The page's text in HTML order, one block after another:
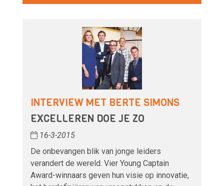
INTERVIEW MET BERTE SIMONS
EXCELLEREN DOE JE ZO
16-3-2015
De onbevangen blik van jonge leiders
verandert de wereld. Vier Young Captain
Award-winnaars geven hun visie op innovatie,